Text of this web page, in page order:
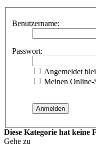
Benutzername:
Passwort:
Angemeldet
Meinen Online-
Diese Kategorie hat keine
Gehe zu